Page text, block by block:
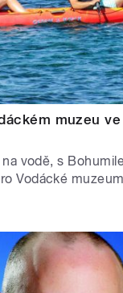
muzeu
vodě, s
Vodácké